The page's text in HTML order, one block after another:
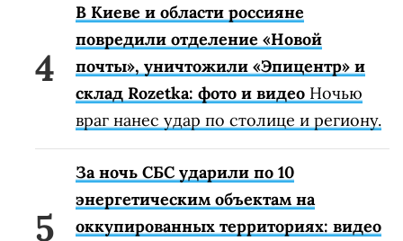
В Киеве и области россияне
повредили отделение «Новой
почты», уничтожили «Эпицентр» и
склад Rozetka: фото и видео Ночью
враг нанес удар по столице и региону.
За ночь СБС ударили по 10
энергетическим объектам на
оккупированных территориях: видео